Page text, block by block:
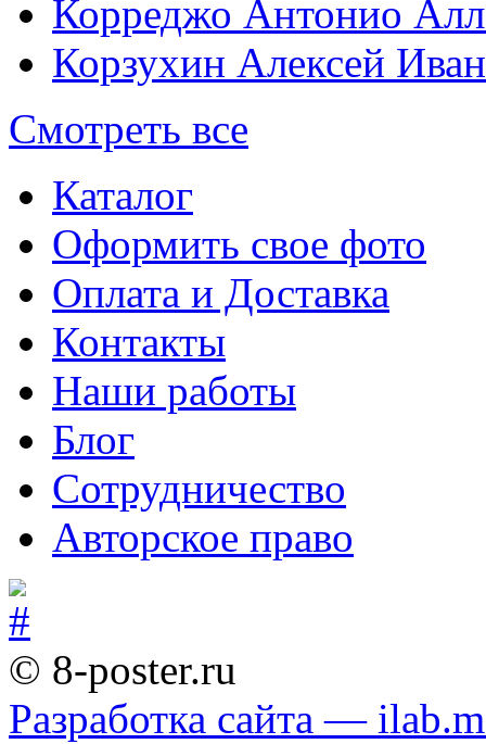
Корреджо Антонио
Корзухин Алексей
Смотреть все
Каталог
Оформить свое фото
Оплата и Доставка
Контакты
Наши работы
Блог
Сотрудничество
Авторское право
© 8-poster.ru
Разработка сайта —